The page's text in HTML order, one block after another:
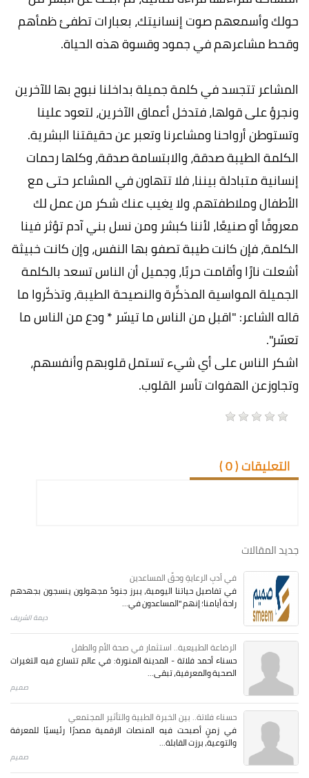
حولك وأسمعهم صوت إنسانيتك، بعبارات تطفئ ظمأهم
وقحط مشاعرهم في جمود وقسوة هذه الحياة.
المشاعر تتجسد في كلمة جميلة بداخلنا نبوح بها للآخرين
ونجرؤ على قولها، فتدخل أعماق الآخرين، لتعود علينا
وتستوطن أرواحنا ومشاعرنا وتعبر عن حقيقتنا البشرية.
الكلمة الطيبة صدقة، والابتسامة صدقة، وكلها رحمات
إنسانية متبادلة بيننا، فلا تتهاون في المشاعر حتى مع
الأطفال وملاطفتهم، ولا يغيب عنك شكر من عمل لك
معروفًا أو صنيعًا، لأننا كبشر ومن نسل بني آدم تؤثر فينا
الكلمة، فإن كانت طيبة تصفو بها النفس، وإن كانت خبيثة
أشعلت نارًا وأقامت حربًا، وجميل أن الناس تسعد بالكلمة
الجميلة المواسية المذكِّرة والنصيحة الطيبة، وتذكّروا ما
قاله الشاعر: "اقبل من الناس ما تيسّر * ودع من الناس ما
تعسّر".
اشكر الناس على أي شيء تستمل قلوبهم وأنفسهم،
وتجاوزعن الهفوات تأسر القلوب.
التعليقات (0
)
جديد المقالات
في أدبِ الرعايةِ وحقِّ المساعدين
في تفاصيل حياتنا اليومية، يبرز جنودٌ مجهولون ينسجون بجهدهم
راحة أيامنا؛ إنهم "المساعدون في...
ديمة الشريف
الرضاعة الطبيعية.. استثمار في صحة الأم والطفل
حسناء أحمد فلاتة - المدينة المنورة: في عالم تتسارع فيه التغيرات
الصحية والمعرفية، تبقى...
صميم
حسناء فلاتة.. بين الخبرة الطبية والتأثير المجتمعي
في زمنٍ أصبحت فيه المنصات الرقمية مصدرًا رئيسيًا للمعرفة
والتوعية، برزت القابلة...
صميم